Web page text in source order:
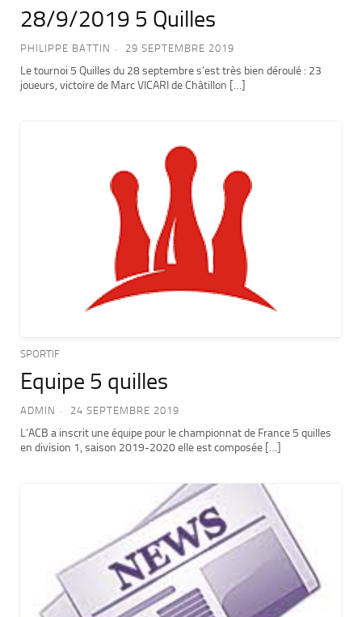
28/9/2019 5 Quilles
PHILIPPE BATTIN 29 SEPTEMBRE 2019
Le tournoi 5 Quilles du 28 septembre s’est très bien déroulé : 23
joueurs, victoire de Marc VICARI de Châtillon […]
SPORTIF
Equipe 5 quilles
ADMIN 24 SEPTEMBRE 2019
L’ACB a inscrit une équipe pour le championnat de France 5 quilles
en division 1, saison 2019-2020 elle est composée […]